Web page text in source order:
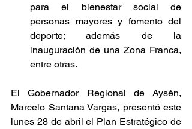
para el bienestar social de
personas mayores y fomento del
deporte; además de la
inauguración de una Zona Franca,
entre otras.
El Gobernador Regional de Aysén,
Marcelo Santana Vargas, presentó este
lunes 28 de abril el Plan Estratégico de